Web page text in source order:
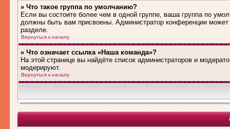
» Что такое группа по умолчанию?
Если вы состоите более чем в одной группе, ваша группа по
должны быть вам присвоены. Администратор конференции
разделе.
Вернуться к началу
» Что означает ссылка «Наша команда»?
На этой странице вы найдёте список администраторов и
модерируют.
Вернуться к началу